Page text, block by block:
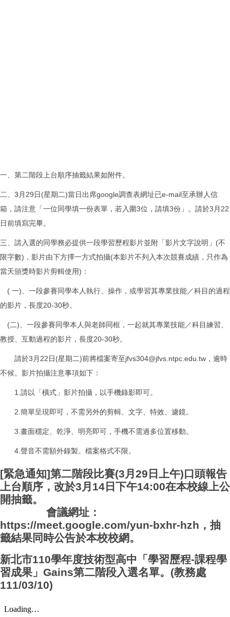
一、第二階段上台順序抽籤結果如附件。
二、3月29日(星期二)當日出席google調查表網址已e-mail至承辦人信
箱，請注意「一位同學填一份表單，若入圍3位，請填3份」。請於3月22
日前填寫完畢。
三、請入選的同學務必提供一段學習歷程影片並附「影片文字說明」(不
限字數)，影片由下方擇一方式拍攝(本影片不列入本次競賽成績，只作為
當天頒獎時影片剪輯使用)：
( 一)、一段參賽同學本人執行、操作，或學習其專業技能／科目的過程
的影片，長度20-30秒。
(二)、一段參賽同學本人與老師同框，一起就其專業技能／科目練習、
教授、互動過程的影片，長度20-30秒。
請於3月22日(星期二)前將檔案寄至jfvs304@jfvs.ntpc.edu.tw，逾時
不候。影片拍攝注意事項如下：
1.請以「橫式」影片拍攝，以手機錄影即可。
2.簡單呈現即可，不需另外的剪輯、文字、特效、濾鏡。
3.畫面穩定、乾淨、明亮即可，手機不需過多位置移動。
4.聲音不需額外錄製。檔案格式不限。
[緊急通知]第二階段比賽(3月29日上午)口頭報告
上台順序，改於3月14日下午14:00在本校線上公
開抽籤。
會議網址：
https://meet.google.com/yun-bxhr-hzh，抽
籤結果同時公告於本校校網。
新北市110學年度技術型高中「學習歷程-課程學
習成果」Gains第二階段入選名單。(教務處
111/03/10)